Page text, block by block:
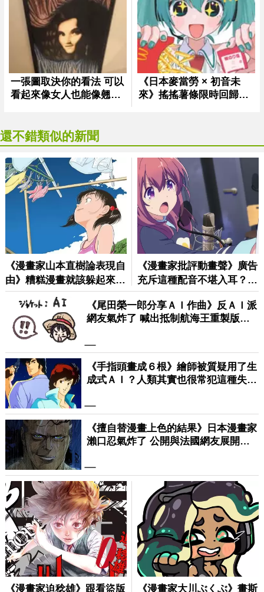
還不錯類似的新聞